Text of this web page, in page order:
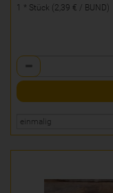
1 * Stück (2,39 € / BUND)
Anzahl